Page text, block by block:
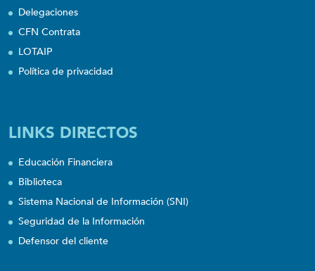
Delegaciones
CFN Contrata
LOTAIP
Política de privacidad
LINKS DIRECTOS
Educación Financiera
Biblioteca
Sistema Nacional de Información (SNI)
Seguridad de la Información
Defensor del cliente